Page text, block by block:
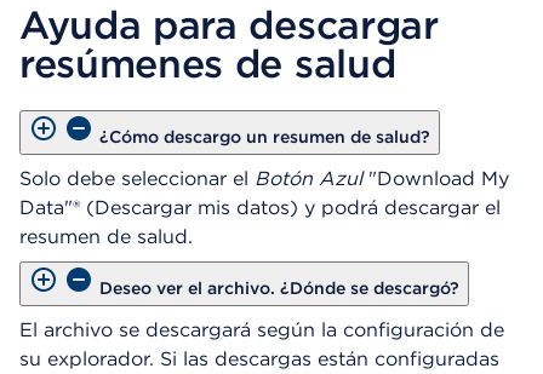
e
u
n
C
u
a
d
r
D
i
á
Ayuda para descargar
resúmenes de salud
¿Cómo descargo un resumen de salud?
Solo debe seleccionar el Botón Azul"Download My
Data"® (Descargar mis datos) y podrá descargar el
resumen de salud.
Deseo ver el archivo. ¿Dónde se descargó?
El archivo se descargará según la configuración de
su explorador. Si las descargas están configuradas